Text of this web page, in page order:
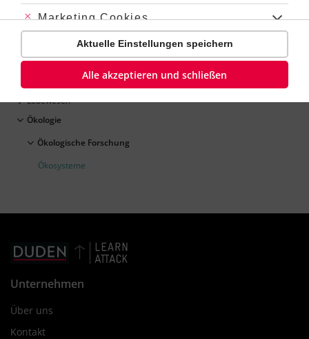
Biologie
Genetik
Körper des Menschen
Lebewesen
Ökologie
Ökologische Forschung
Ökosysteme
Unternehmen
Über uns
Kontakt
Abgelehnt:
Marketing Cookies
Abgelehnt:
Personalisierungs-Cookies
Aktuelle Einstellungen speichern
Alle akzeptieren und schließen